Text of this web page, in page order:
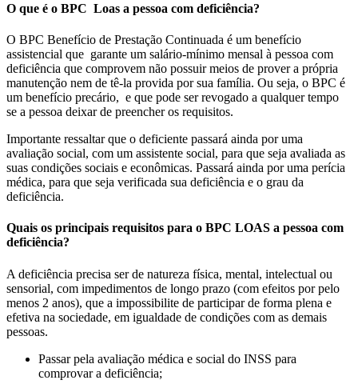
O que é o BPC Loas a pessoa com deficiência?
O BPC Benefício de Prestação Continuada é um benefício
assistencial que garante um salário-mínimo mensal à pessoa com
deficiência que comprovem não possuir meios de prover a própria
manutenção nem de tê-la provida por sua família. Ou seja, o BPC é
um benefício precário, e que pode ser revogado a qualquer tempo
se a pessoa deixar de preencher os requisitos.
Importante ressaltar que o deficiente passará ainda por uma
avaliação social, com um assistente social, para que seja avaliada as
suas condições sociais e econômicas. Passará ainda por uma perícia
médica, para que seja verificada sua deficiência e o grau da
deficiência.
Quais os principais requisitos para o BPC LOAS a pessoa com
deficiência?
A deficiência precisa ser de natureza física, mental, intelectual ou
sensorial, com impedimentos de longo prazo (com efeitos por pelo
menos 2 anos), que a impossibilite de participar de forma plena e
efetiva na sociedade, em igualdade de condições com as demais
pessoas.
Passar pela avaliação médica e social do INSS para
comprovar a deficiência;